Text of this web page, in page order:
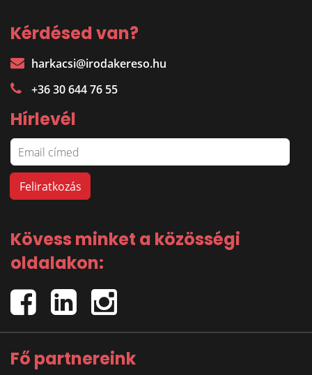
Kérdésed van?
harkacsi@irodakereso.hu
+36 30 644 76 55
Hírlevél
Kövess minket a közösségi
oldalakon:
Fő partnereink